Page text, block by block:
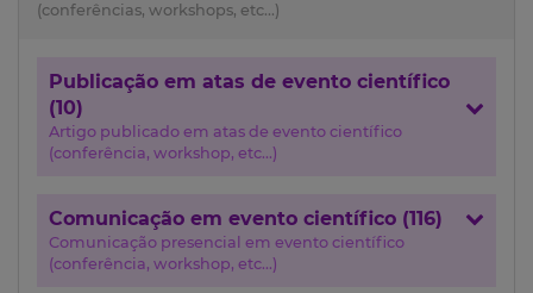
(conferências, workshops, etc...)
Publicação em atas de evento científico
(10)
Artigo publicado em atas de evento científico
(conferência, workshop, etc...)
Comunicação em evento científico (116)
Comunicação presencial em evento científico
(conferência, workshop, etc...)